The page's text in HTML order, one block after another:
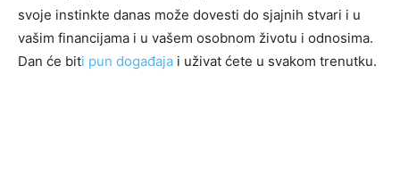
svoje instinkte danas može dovesti do sjajnih stvari i u
vašim financijama i u vašem osobnom životu i odnosima.
Dan će biti pun događaja i uživat ćete u svakom trenutku.